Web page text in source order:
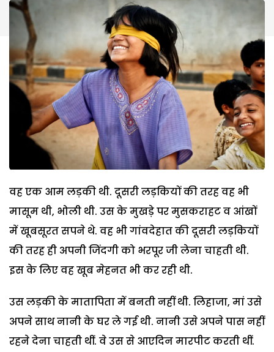
वह एक आम लड़की थी. दूसरी लड़कियों की तरह वह भी
मासूम थी, भोली थी. उस के मुखड़े पर मुसकराहट व आंखों
में खूबसूरत सपने थे. वह भी गांवदेहात की दूसरी लड़कियों
की तरह ही अपनी जिंदगी को भरपूर जी लेना चाहती थी.
इस के लिए वह खूब मेहनत भी कर रही थी.
उस लड़की के मातापिता में बनती नहीं थी. लिहाजा, मां उसे
अपने साथ नानी के घर ले गई थी. नानी उसे अपने पास नहीं
रहने देना चाहती थीं. वे उस से आएदिन मारपीट करती थीं.